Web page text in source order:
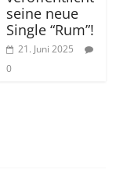
seine neue
Single “Rum”!
21. Juni 2025
0